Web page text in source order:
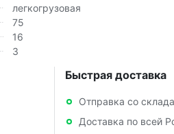
легкогрузовая
75
16
3
Быстрая доставка
Отправка со
Доставка по всей